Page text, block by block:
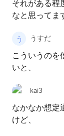
それがある程
なと思ってま
うすだ
こういうのを
いと、
kai3
なかなか想定
けど、